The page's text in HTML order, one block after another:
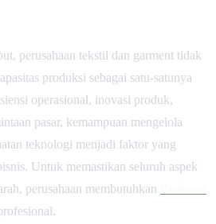
perusahaan tekstil dan garment tidak
produksi sebagai satu-satunya
operasional, inovasi produk,
pasar, kemampuan mengelola
teknologi menjadi faktor yang
Untuk memastikan seluruh aspek
perusahaan membutuhkan